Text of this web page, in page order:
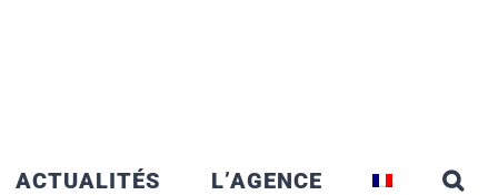
ACTUALITÉS L’AGENCE